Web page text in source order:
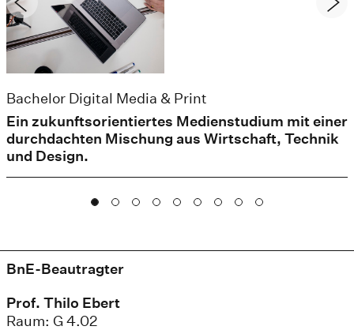
Bachelor Digital Media & Print
Ein zukunftsorientiertes Medienstudium mit einer
durchdachten Mischung aus Wirtschaft, Technik
und Design.
BnE-Beautragter
Prof. Thilo Ebert
Raum: G 4.02